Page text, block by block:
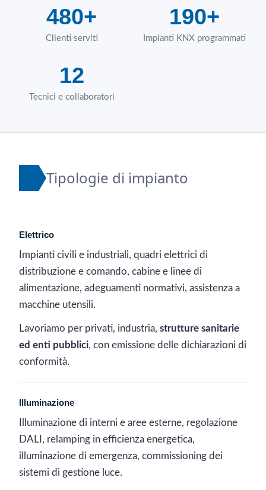
480+
Clienti serviti
190+
Impianti KNX programmati
12
Tecnici e collaboratori
Tipologie di impianto
Elettrico
Impianti civili e industriali, quadri elettrici di
distribuzione e comando, cabine e linee di
alimentazione, adeguamenti normativi, assistenza a
macchine utensili.
Lavoriamo per privati, industria, strutture sanitarie
ed enti pubblici, con emissione delle dichiarazioni di
conformità.
Illuminazione
Illuminazione di interni e aree esterne, regolazione
DALI, relamping in efficienza energetica,
illuminazione di emergenza, commissioning dei
sistemi di gestione luce.